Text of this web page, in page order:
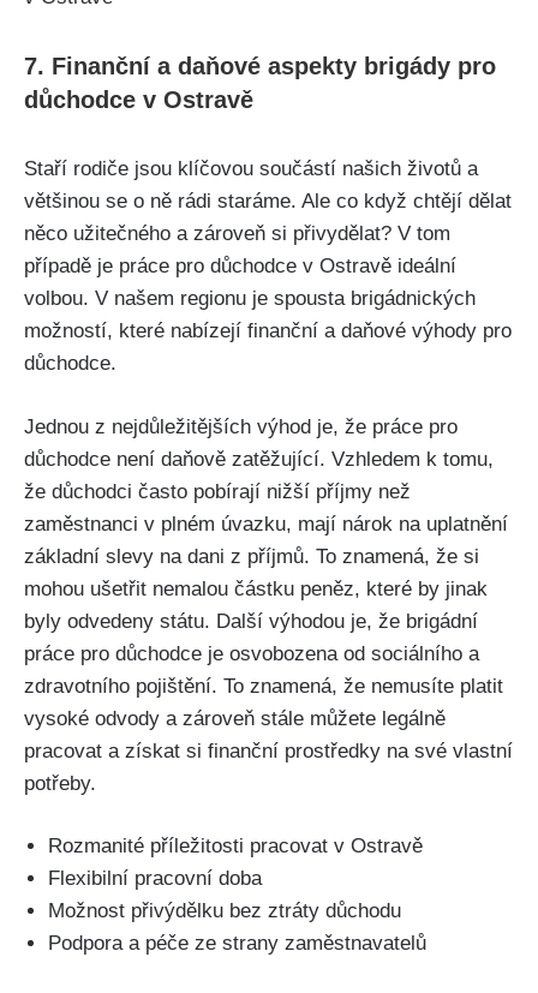
7. Finanční a daňové aspekty brigády pro
důchodce v Ostravě
Staří rodiče jsou klíčovou součástí našich životů a
většinou se o ně rádi staráme. Ale co když chtějí dělat
něco užitečného a zároveň si přivydělat? V tom
případě je práce pro důchodce v Ostravě ideální
volbou. V našem regionu je spousta brigádnických
možností, které nabízejí finanční a daňové výhody pro
důchodce.
Jednou z nejdůležitějších výhod je, že práce pro
důchodce není daňově zatěžující. Vzhledem k tomu,
že důchodci často pobírají nižší příjmy než
zaměstnanci v plném úvazku, mají nárok na uplatnění
základní slevy na dani z příjmů. To znamená, že si
mohou ušetřit nemalou částku peněz, které by jinak
byly odvedeny státu. Další výhodou je, že brigádní
práce pro důchodce je osvobozena od sociálního a
zdravotního pojištění. To znamená, že nemusíte platit
vysoké odvody a zároveň stále můžete legálně
pracovat a získat si finanční prostředky na své vlastní
potřeby.
Rozmanité příležitosti pracovat v Ostravě
Flexibilní pracovní doba
Možnost přivýdělku bez ztráty důchodu
Podpora a péče ze strany zaměstnavatelů